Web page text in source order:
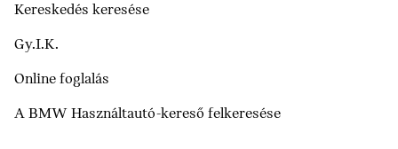
Kereskedés keresése
Gy.I.K.
Online foglalás
A BMW Használtautó-kereső felkeresése